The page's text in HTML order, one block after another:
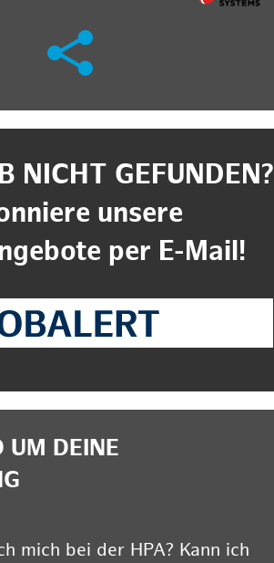
NICHT GEFUNDEN?
unsere
per E-Mail!
UM DEINE
mich bei der HPA? Kann ich